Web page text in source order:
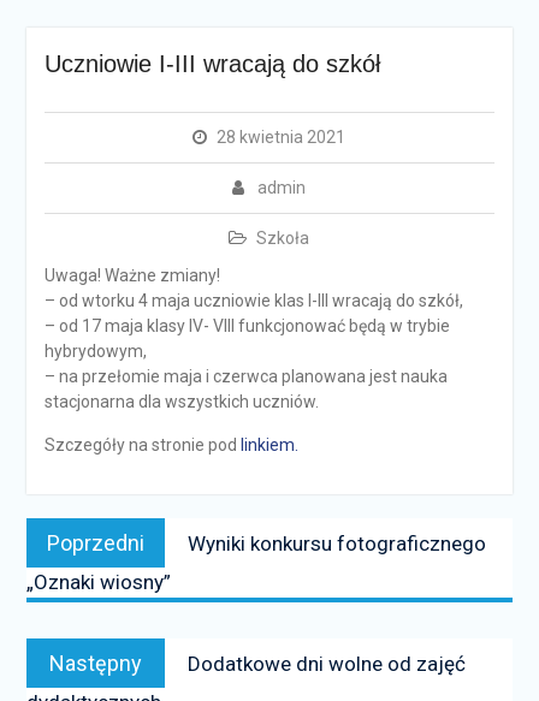
Uczniowie I-III wracają do szkół
28 kwietnia 2021
admin
Szkoła
Uwaga! Ważne zmiany!
– od wtorku 4 maja uczniowie klas I-III wracają do szkół,
– od 17 maja klasy IV- VIII funkcjonować będą w trybie
hybrydowym,
– na przełomie maja i czerwca planowana jest nauka
stacjonarna dla wszystkich uczniów.
Szczegóły na stronie pod linkiem.
Nawigacja
wpisu
Poprzedni
news:
Wyniki konkursu fotograficznego
„Oznaki wiosny”
Następny
news:
Dodatkowe dni wolne od zajęć